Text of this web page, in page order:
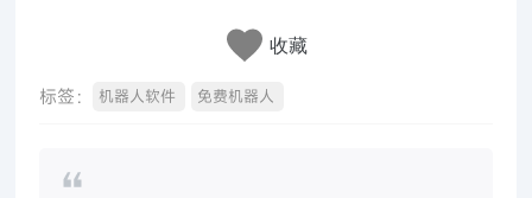
收藏
标签： 机器人软件 免费机器人